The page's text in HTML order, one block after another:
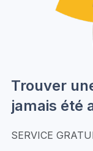
Trouver
jamais été
SERVICE